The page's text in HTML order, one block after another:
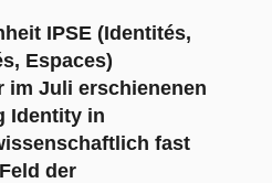
IPSE (Identités,
Espaces)
im Juli erschienenen
Identity in
fast
der